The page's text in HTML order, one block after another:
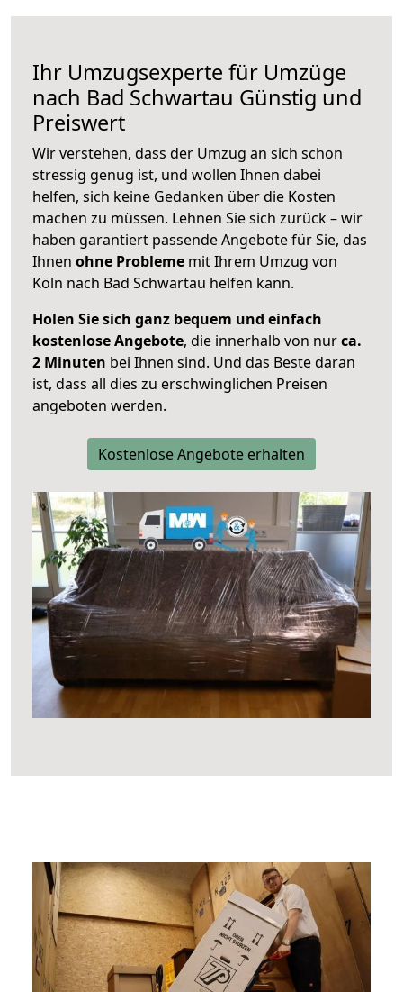
Ihr Umzugsexperte für Umzüge
nach Bad Schwartau Günstig und
Preiswert
Wir verstehen, dass der Umzug an sich schon
stressig genug ist, und wollen Ihnen dabei
helfen, sich keine Gedanken über die Kosten
machen zu müssen. Lehnen Sie sich zurück – wir
haben garantiert passende Angebote für Sie, das
Ihnen ohne Probleme mit Ihrem Umzug von
Köln nach Bad Schwartau helfen kann.
Holen Sie sich ganz bequem und einfach
kostenlose Angebote, die innerhalb von nurca.
2 Minuten bei Ihnen sind. Und das Beste daran
ist, dass all dies zu erschwinglichen Preisen
angeboten werden.
Kostenlose Angebote erhalten